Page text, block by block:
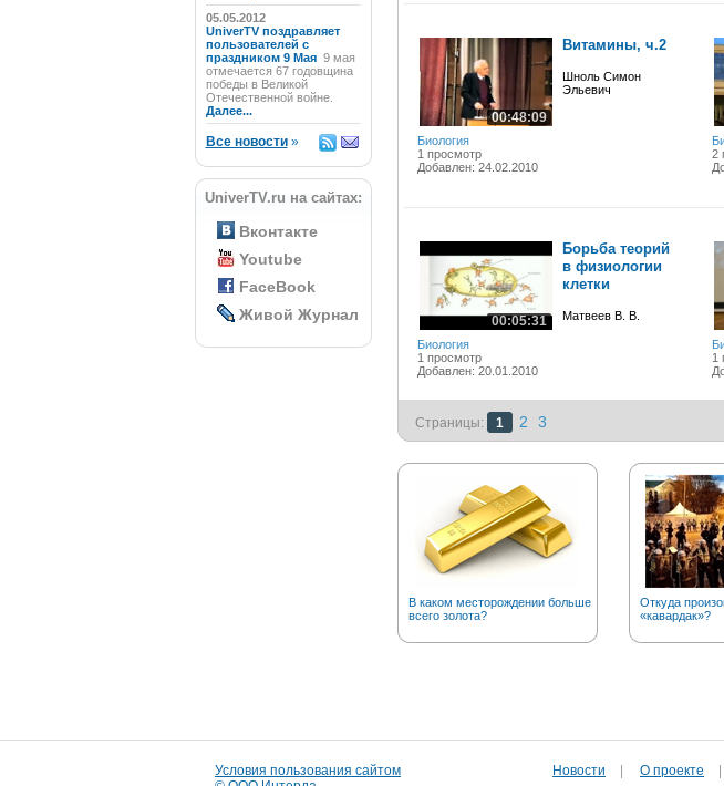
05.05.2012
UniverTV поздравляет
пользователей с
праздником 9 Мая 9 мая
отмечается 67 годовщина
победы в Великой
Отечественной войне.
Далее...
Все новости»
UniverTV.ru на сайтах:
Вконтакте
Youtube
FaceBook
Живой Журнал
00:48:09
Биология
1 просмотр
Добавлен: 24.02.2010
Витамины, ч.2
Шноль Симон
Эльевич
2
00:05:31
Биология
1 просмотр
Добавлен: 20.01.2010
Борьба теорий
в физиологии
клетки
Матвеев В. В.
1
Страницы: 1 2 3
В каком месторождении больше
всего золота?
Откуда
«кавардак»?
Условия пользования сайтом
Новости О проекте